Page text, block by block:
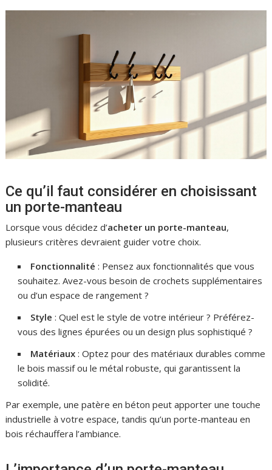
Ce qu’il faut considérer en choisissant
un porte-manteau
Lorsque vous décidez d’acheter un porte-manteau,
plusieurs critères devraient guider votre choix.
Fonctionnalité : Pensez aux fonctionnalités que vous
souhaitez. Avez-vous besoin de crochets supplémentaires
ou d’un espace de rangement ?
Style : Quel est le style de votre intérieur ? Préférez-
vous des lignes épurées ou un design plus sophistiqué ?
Matériaux : Optez pour des matériaux durables comme
le bois massif ou le métal robuste, qui garantissent la
solidité.
Par exemple, une patère en béton peut apporter une touche
industrielle à votre espace, tandis qu’un porte-manteau en
bois réchauffera l’ambiance.